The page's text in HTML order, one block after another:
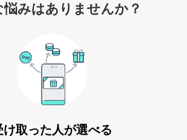
悩みはありませんか？
け取った人が選べる